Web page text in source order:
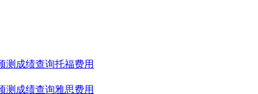
测 成绩查询托福费用
测 成绩查询雅思费用